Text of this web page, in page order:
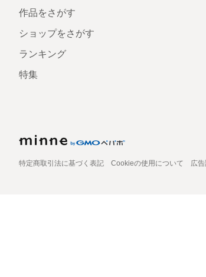
作品をさがす
ショップをさがす
ランキング
特集
特定商取引法に基づく表記 Cookieの使用について 広